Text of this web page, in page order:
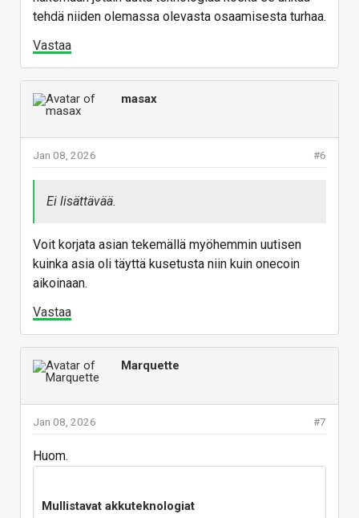
tehdä niiden olemassa olevasta osaamisesta turhaa.
Vastaa
masax
#6
Jan 08, 2026
Ei lisättävää.
Voit korjata asian tekemällä myöhemmin uutisen
kuinka asia oli täyttä kusetusta niin kuin onecoin
aikoinaan.
Vastaa
Marquette
#7
Jan 08, 2026
Huom.
Mullistavat akkuteknologiat